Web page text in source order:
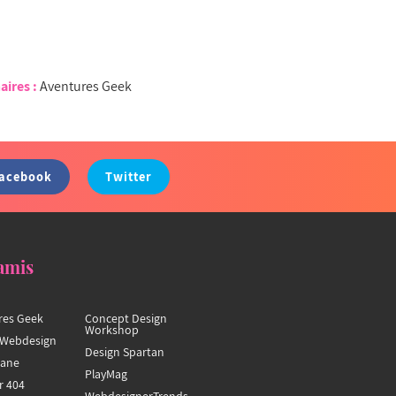
:Aventures Geek
Twitter
Geek
404
Concept Design
Workshop
Design Spartan
PlayMag